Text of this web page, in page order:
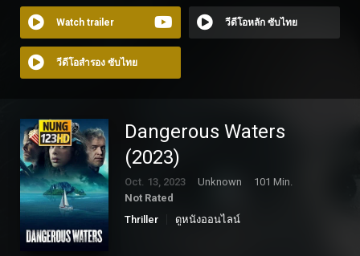
Watch trailer วีดีโอหลัก ซับไทย
วีดีโอสำรอง ซับไทย
Dangerous Waters
(2023)
Oct. 13, 2023 Unknown
101 Min.
Not Rated
Thriller
ดูหนังออนไลน์